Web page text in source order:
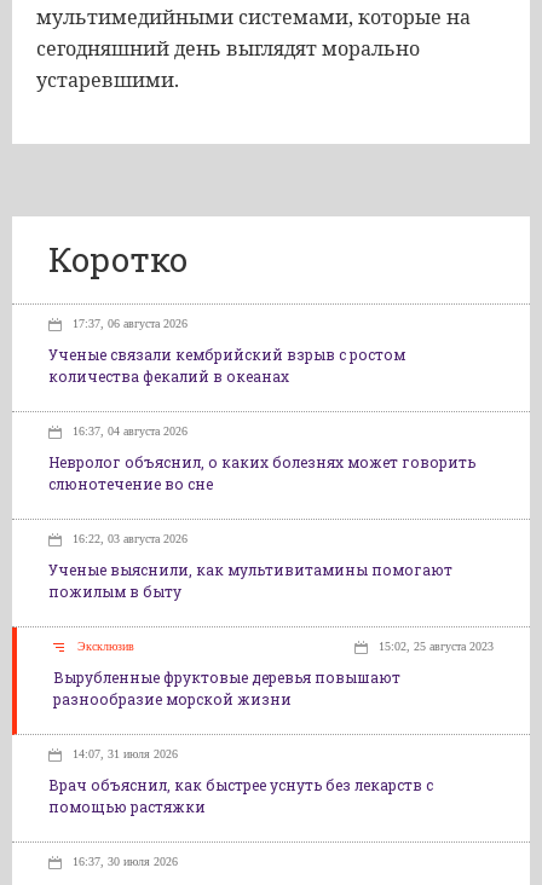
мультимедийными системами, которые на
сегодняшний день выглядят морально
устаревшими.
Коротко
17:37, 06 августа 2026
Ученые связали кембрийский взрыв с ростом
количества фекалий в океанах
16:37, 04 августа 2026
Невролог объяснил, о каких болезнях может говорить
слюнотечение во сне
16:22, 03 августа 2026
Ученые выяснили, как мультивитамины помогают
пожилым в быту
Эксклюзив 15:02, 25 августа 2023
Вырубленные фруктовые деревья повышают
разнообразие морской жизни
14:07, 31 июля 2026
Врач объяснил, как быстрее уснуть без лекарств с
помощью растяжки
16:37, 30 июля 2026